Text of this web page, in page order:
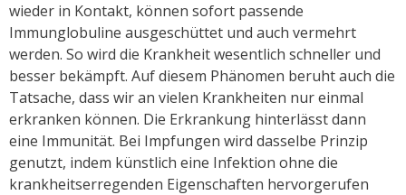
wieder in Kontakt, können sofort passende
Immunglobuline ausgeschüttet und auch vermehrt
werden. So wird die Krankheit wesentlich schneller und
besser bekämpft. Auf diesem Phänomen beruht auch die
Tatsache, dass wir an vielen Krankheiten nur einmal
erkranken können. Die Erkrankung hinterlässt dann
eine Immunität. Bei Impfungen wird dasselbe Prinzip
genutzt, indem künstlich eine Infektion ohne die
krankheitserregenden Eigenschaften hervorgerufen